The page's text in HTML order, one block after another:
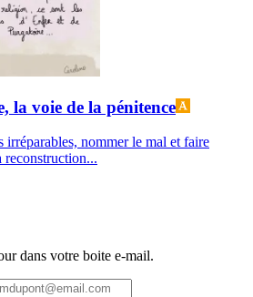
la voie de la pénitence
irréparables, nommer le mal et faire
reconstruction...
dans votre boite e-mail.